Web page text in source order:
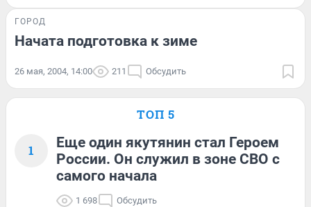
ГОРОД
Начата подготовка к зиме
26 мая, 2004, 14:00 211 Обсудить
ТОП 5
1
Еще один якутянин стал Героем
России. Он служил в зоне СВО с
самого начала
1 698 Обсудить